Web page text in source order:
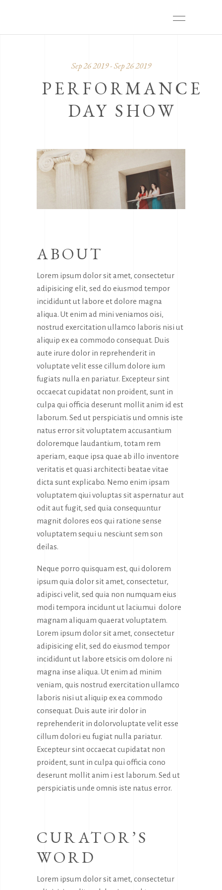
Sep 26 2019 - Sep 26 2019
PERFORMANCE
DAY SHOW
ABOUT
Lorem ipsum dolor sit amet, consectetur
adipisicing elit, sed do eiusmod tempor
incididunt ut labore et dolore magna
aliqua. Ut enim ad mini veniamos oisi,
nostrud exercitation ullamco laboris nisi ut
aliquip ex ea commodo consequat. Duis
aute irure dolor in reprehenderit in
voluptate velit esse cillum dolore ium
fugiats nulla en pariatur. Excepteur sint
occaecat cupidatat non proident, sunt in
culpa qui officia deserunt mollit anim id est
laborum. Sed ut perspiciatis und omnis iste
natus error sit voluptatem accusantium
doloremque laudantium, totam rem
aperiam, eaque ipsa quae ab illo inventore
veritatis et quasi architecti beatae vitae
dicta sunt explicabo. Nemo enim ipsam
voluptatem qiui voluptas sit aspernatur aut
odit aut fugit, sed quia consequuntur
magnit dolores eos qui ratione sense
voluptatem sequi u nesciunt sem son
deilas.
Neque porro quisquam est, qui dolorem
ipsum quia dolor sit amet, consectetur,
adipisci velit, sed quia non numquam eius
modi tempora incidunt ut laciumui dolore
magnam aliquam quaerat voluptatem.
Lorem ipsum dolor sit amet, consectetur
adipisicing elit, sed do eiusmod tempor
incididunt ut labore etsicis om dolore ni
magna inse aliqua. Ut enim ad minim
veniam, quis nostrud exercitation ullamco
laboris nisi ut aliquip ex ea commodo
consequat. Duis aute irir dolor in
reprehenderit in dolorvoluptate velit esse
cillum dolori eu fugiat nulla pariatur.
Excepteur sint occaecat cupidatat non
proident, sunt in culpa qui officia cono
deserunt mollit anim i est laborum. Sed ut
perspiciatis unde omnis iste natus error.
CURATOR’S
WORD
Lorem ipsum dolor sit amet, consectetur